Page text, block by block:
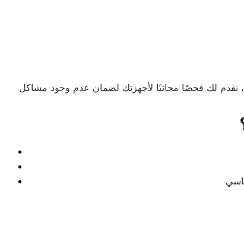
نقدم لك فحصًا مجانيًا لأجهزتك لضمان عدم وجود مشاكل